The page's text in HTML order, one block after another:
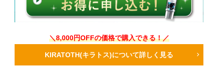
＼8,000円OFFの価格で購入できる！／
KIRATOTH(キラトス)について詳しく見る